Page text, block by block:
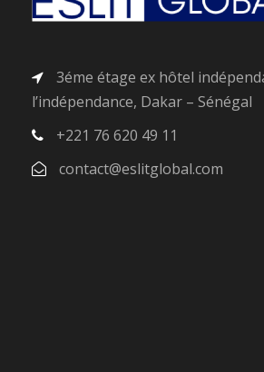
3éme étage ex hôtel
l’indépendance, Dakar – Sénégal
+221 76 620 49 11
contact@eslitglobal.com